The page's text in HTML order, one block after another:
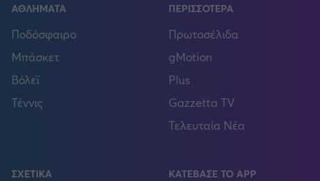
ΑΘΛΗΜΑΤΑ
Ποδόσφαιρο
Μπάσκετ
Βόλεϊ
Τέννις
ΠΕΡΙΣΣΟΤΕΡΑ
Πρωτοσέλιδα
gMotion
Plus
Gazzetta TV
Τελευταία Νέα
ΣΧΕΤΙΚΑ ΚΑΤΕΒΑΣΕ ΤΟ APP